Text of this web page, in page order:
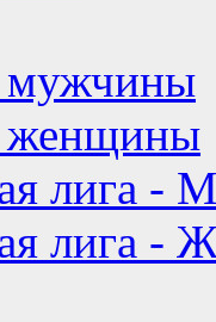
мужчины
женщины
лига -
лига -